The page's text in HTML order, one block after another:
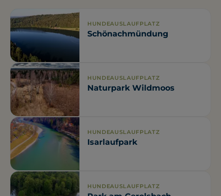
HUNDEAUSLAUFPLATZ
Schönachmündung
HUNDEAUSLAUFPLATZ
Naturpark Wildmoos
HUNDEAUSLAUFPLATZ
Isarlaufpark
HUNDEAUSLAUFPLATZ